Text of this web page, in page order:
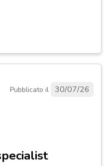
Pubblicato il 30/07/26